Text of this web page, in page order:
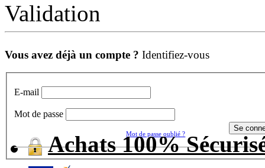
Validation
Vous avez déjà un compte ? Identifiez-vous
E-mail
Mot de passe
Mot de passe oublié ?
Achats 100%